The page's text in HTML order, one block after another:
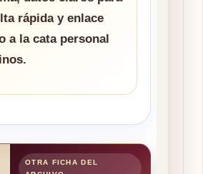
rápida y enlace
a la cata personal
OTRA FICHA DEL